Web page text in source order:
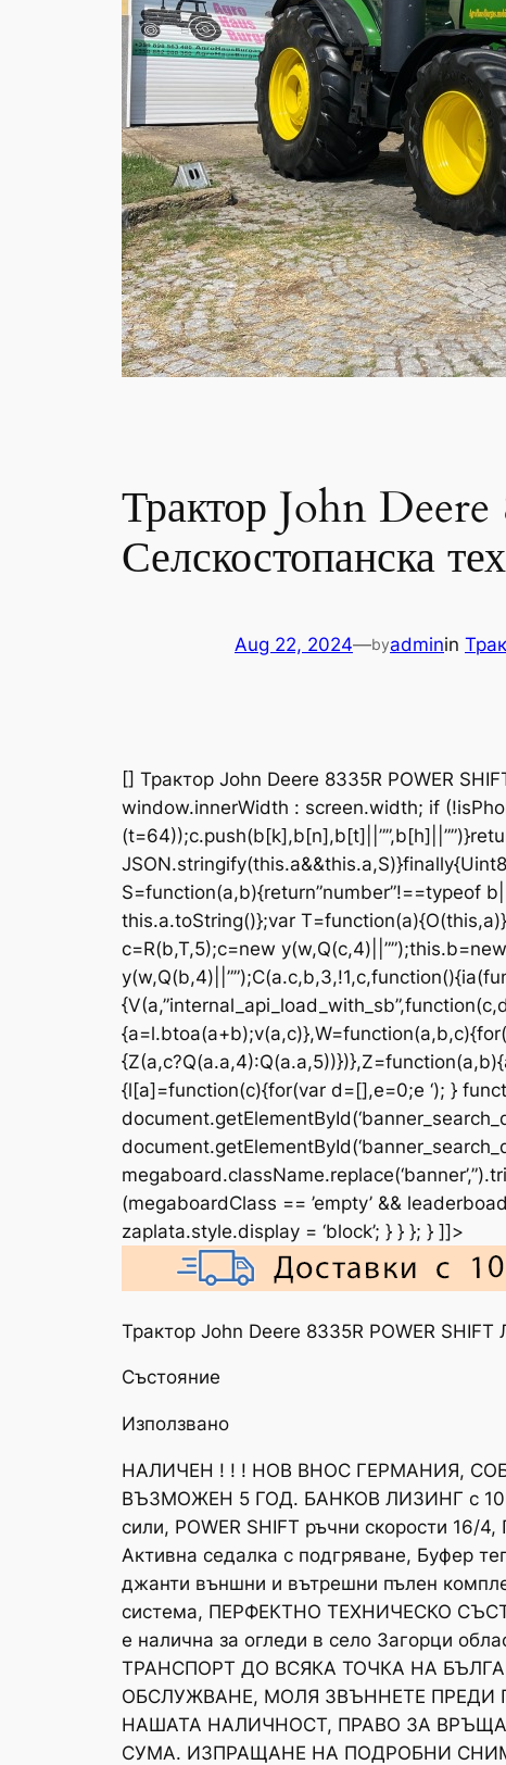
Трактор John
Селскостопанска
Aug 22, 2024—byadminin
[] Трактор John Deere 8335R POWER
window.innerWidth : screen.width; if
S=function(a,b){return”number”!==typeof
this.a.toString()};var
c=R(b,T,5);c=new
{l[a]=function(c){for(var d=[],e=0;e ‘); }
(megaboardClass == ’empty’ &&
zaplata.style.display = ‘block’; } } }; } ]]>
Трактор John Deere 8335R POWER
Състояние
Използвано
НАЛИЧЕН ! ! ! НОВ ВНОС ГЕРМАНИЯ,
ВЪЗМОЖЕН 5 ГОД. БАНКОВ ЛИЗИНГ с 10%
сили, POWER SHIFT ръчни скорости 16/
Активна седалка с подгряване, Буфер
джанти външни и вътрешни пълен
система, ПЕРФЕКТНО ТЕХНИЧЕСКО
е налична за огледи в село Загорци
ТРАНСПОРТ ДО ВСЯКА ТОЧКА НА
ОБСЛУЖВАНЕ, МОЛЯ ЗВЪННЕТЕ ПРЕДИ
НАШАТА НАЛИЧНОСТ, ПРАВО ЗА
СУМА. ИЗПРАЩАНЕ НА ПОДРОБНИ